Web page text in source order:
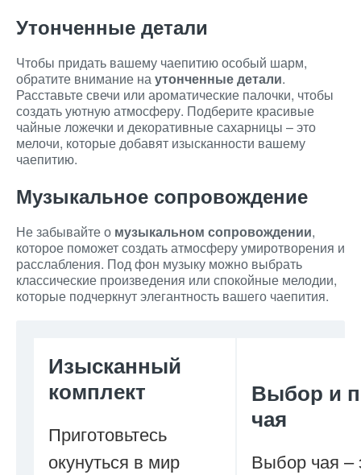
Утонченные детали
Чтобы придать вашему чаепитию особый шарм,
обратите внимание наутонченные детали.
Расставьте свечи или ароматические палочки, чтобы
создать уютную атмосферу. Подберите красивые
чайные ложечки и декоративные сахарницы – это
мелочи, которые добавят изысканности вашему
чаепитию.
Музыкальное сопровождение
Не забывайте о музыкальном сопровождении,
которое поможет создать атмосферу умиротворения и
расслабления. Под фон музыку можно выбрать
классические произведения или спокойные мелодии,
которые подчеркнут элегантность вашего чаепития.
Изысканный
комплект
Приготовьтесь
окунуться в мир
Выбор и
чая
Выбор чая –